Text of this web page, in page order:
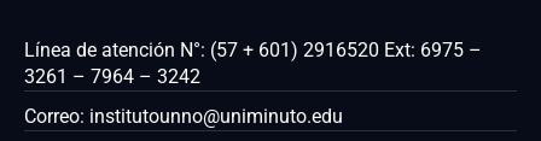
Línea de atención N°: (57 + 601) 2916520 Ext: 6975 –
3261 – 7964 – 3242
Correo: institutounno@uniminuto.edu